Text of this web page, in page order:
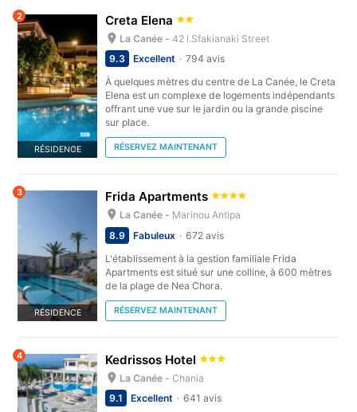
RÉSIDENCE
2 Creta Elena
La Canée -42 I.Sfakianaki Street
9.3
Excellent
794 avis
À quelques mètres du centre de La Canée, le Creta
Elena est un complexe de logements indépendants
offrant une vue sur le jardin ou la grande piscine
sur place.
RÉSERVEZ MAINTENANT
RÉSIDENCE
3 Frida Apartments
La Canée - Marinou Antipa
8.9
Fabuleux
672 avis
L'établissement à la gestion familiale Frida
Apartments est situé sur une colline, à 600 mètres
de la plage de Nea Chora.
RÉSERVEZ MAINTENANT
4 Kedrissos Hotel
La Canée -Chania
9.1
Excellent 641 avis